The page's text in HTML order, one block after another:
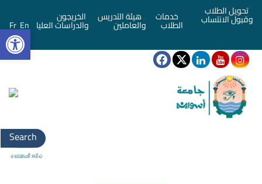
تحويل الطلاب
وقبول الانتساب خدمات
الطلاب
هيئة التدريس
والعاملين
الخريجون
والدراسات العليا En
Fr
Search
for: